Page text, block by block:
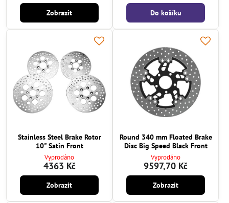
Zobrazit Do košíku
Stainless Steel Brake Rotor
10" Satin Front
Vyprodáno
4363 Kč
Zobrazit
Round 340 mm Floated Brake
Disc Big Speed Black Front
Vyprodáno
9597,70 Kč
Zobrazit